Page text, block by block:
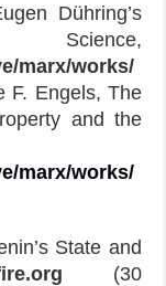
Dühring’s
marx/works/
F. Engels, The
and the
marx/works/
State and
(30